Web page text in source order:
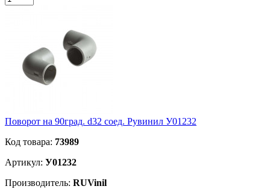
Поворот на 90град. d32 соед. Рувинил У01232
Код товара: 73989
Артикул: У01232
Производитель: RUVinil